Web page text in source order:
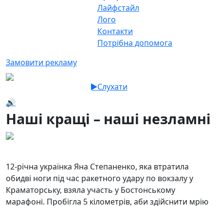
Лайфстайл
Лого
Контакти
Потрібна допомога
Замовити рекламу
Слухати
🔊
Наші кращі – наші незламні
12-річна українка Яна Степаненко, яка втратила
обидві ноги під час ракетного удару по вокзалу у
Краматорську, взяла участь у Бостонському
марафоні. Пробігла 5 кілометрів, аби здійснити мрію